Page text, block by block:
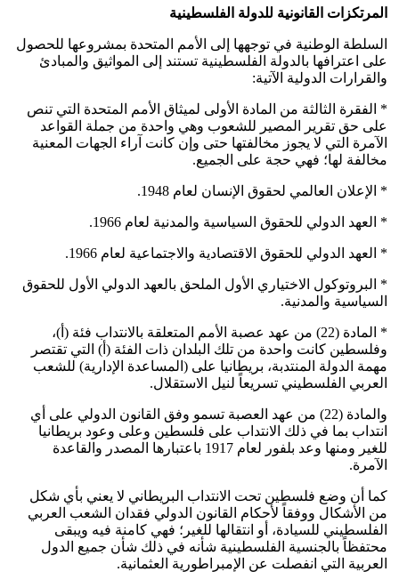
المرتكزات القانونية للدولة الفلسطينية
السلطة الوطنية في توجهها إلى الأمم المتحدة بمشروعها للحصول
على اعترافها بالدولة الفلسطينية تستند إلى المواثيق والمبادئ
والقرارات الدولية الآتية:
* الفقرة الثالثة من المادة الأولى لميثاق الأمم المتحدة التي تنص
على حق تقرير المصير للشعوب وهي واحدة من جملة القواعد
الآمرة التي لا يجوز مخالفتها حتى وإن كانت آراء الجهات المعنية
مخالفة لها؛ فهي حجة على الجميع.
* الإعلان العالمي لحقوق الإنسان لعام 1948.
* العهد الدولي للحقوق السياسية والمدنية لعام 1966.
* العهد الدولي للحقوق الاقتصادية والاجتماعية لعام 1966.
* البروتوكول الاختياري الأول الملحق بالعهد الدولي الأول للحقوق
السياسية والمدنية.
* المادة (22) من عهد عصبة الأمم المتعلقة بالانتداب فئة (أ)،
وفلسطين كانت واحدة من تلك البلدان ذات الفئة (أ) التي تقتصر
مهمة الدولة المنتدبة، بريطانيا على (المساعدة الإدارية) للشعب
العربي الفلسطيني تسريعاً لنيل الاستقلال.
والمادة (22) من عهد العصبة تسمو وفق القانون الدولي على أي
انتداب بما في ذلك الانتداب على فلسطين وعلى وعود بريطانيا
للغير ومنها وعد بلفور لعام 1917 باعتبارها المصدر والقاعدة
الآمرة.
كما أن وضع فلسطين تحت الانتداب البريطاني لا يعني بأي شكل
من الأشكال ووفقاً لأحكام القانون الدولي فقدان الشعب العربي
الفلسطيني للسيادة، أو انتقالها للغير؛ فهي كامنة فيه ويبقى
محتفظاً بالجنسية الفلسطينية شأنه في ذلك شأن جميع الدول
العربية التي انفصلت عن الإمبراطورية العثمانية.